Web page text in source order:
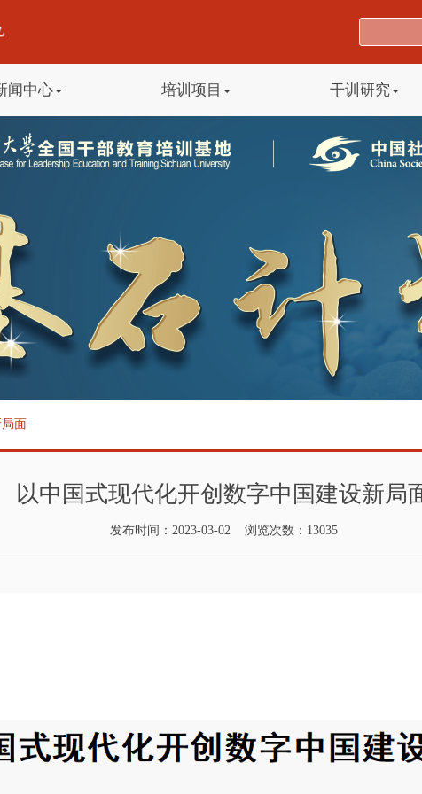
闻中心 培训项目 干训研究
面
以中国式现代化开创数字中国建设新局
发布时间：2023-03-02 浏览次数：13035